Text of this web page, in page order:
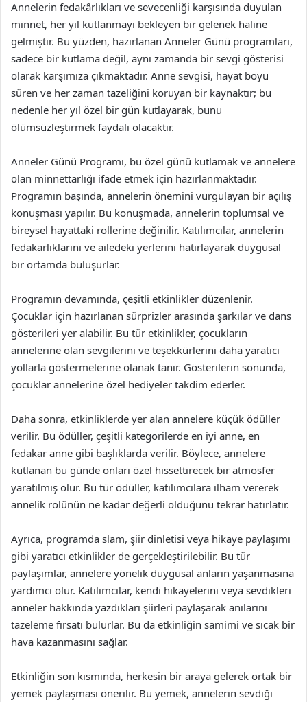
Annelerin fedakârlıkları ve sevecenliği karşısında duyulan
minnet, her yıl kutlanmayı bekleyen bir gelenek haline
gelmiştir. Bu yüzden, hazırlanan Anneler Günü programları,
sadece bir kutlama değil, aynı zamanda bir sevgi gösterisi
olarak karşımıza çıkmaktadır. Anne sevgisi, hayat boyu
süren ve her zaman tazeliğini koruyan bir kaynaktır; bu
nedenle her yıl özel bir gün kutlayarak, bunu
ölümsüzleştirmek faydalı olacaktır.
Anneler Günü Programı, bu özel günü kutlamak ve annelere
olan minnettarlığı ifade etmek için hazırlanmaktadır.
Programın başında, annelerin önemini vurgulayan bir açılış
konuşması yapılır. Bu konuşmada, annelerin toplumsal ve
bireysel hayattaki rollerine değinilir. Katılımcılar, annelerin
fedakarlıklarını ve ailedeki yerlerini hatırlayarak duygusal
bir ortamda buluşurlar.
Programın devamında, çeşitli etkinlikler düzenlenir.
Çocuklar için hazırlanan sürprizler arasında şarkılar ve dans
gösterileri yer alabilir. Bu tür etkinlikler, çocukların
annelerine olan sevgilerini ve teşekkürlerini daha yaratıcı
yollarla göstermelerine olanak tanır. Gösterilerin sonunda,
çocuklar annelerine özel hediyeler takdim ederler.
Daha sonra, etkinliklerde yer alan annelere küçük ödüller
verilir. Bu ödüller, çeşitli kategorilerde en iyi anne, en
fedakar anne gibi başlıklarda verilir. Böylece, annelere
kutlanan bu günde onları özel hissettirecek bir atmosfer
yaratılmış olur. Bu tür ödüller, katılımcılara ilham vererek
annelik rolünün ne kadar değerli olduğunu tekrar hatırlatır.
Ayrıca, programda slam, şiir dinletisi veya hikaye paylaşımı
gibi yaratıcı etkinlikler de gerçekleştirilebilir. Bu tür
paylaşımlar, annelere yönelik duygusal anların yaşanmasına
yardımcı olur. Katılımcılar, kendi hikayelerini veya sevdikleri
anneler hakkında yazdıkları şiirleri paylaşarak anılarını
tazeleme fırsatı bulurlar. Bu da etkinliğin samimi ve sıcak bir
hava kazanmasını sağlar.
Etkinliğin son kısmında, herkesin bir araya gelerek ortak bir
yemek paylaşması önerilir. Bu yemek, annelerin sevdiği